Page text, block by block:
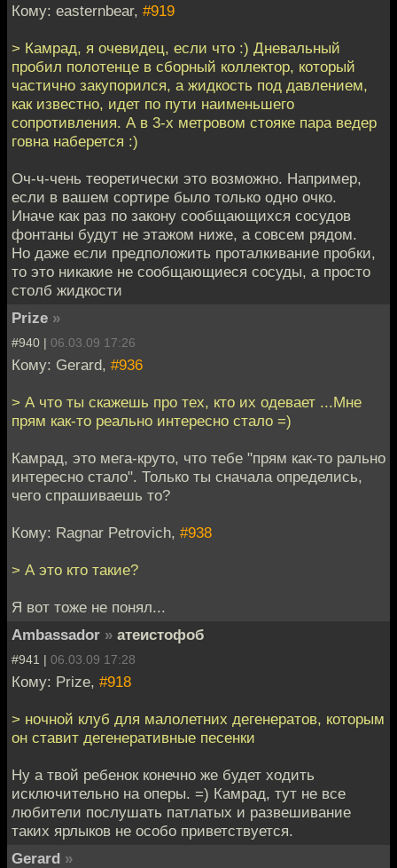
Кому: easternbear, #919
> Камрад, я очевидец, если что :) Дневальный
пробил полотенце в сборный коллектор, который
частично закупорился, а жидкость под давлением,
как известно, идет по пути наименьшего
сопротивления. А в 3-х метровом стояке пара ведер
говна наберется :)
Оч-ч-чень теоретически это возможно. Например,
если в вашем сортире было только одно очко.
Иначе как раз по закону сообщающихся сосудов
фонтаны будут не этажом ниже, а совсем рядом.
Но даже если предположить проталкивание пробки,
то это никакие не сообщающиеся сосуды, а просто
столб жидкости
Prize »
#940 | 06.03.09 17:26
Кому: Gerard, #936
> А что ты скажешь про тех, кто их одевает ...Мне
прям как-то реально интересно стало =)
Камрад, это мега-круто, что тебе "прям как-то рально
интересно стало". Только ты сначала определись,
чего спрашиваешь то?
Кому: Ragnar Petrovich, #938
> А это кто такие?
Я вот тоже не понял...
Ambassador » атеистофоб
#941 | 06.03.09 17:28
Кому: Prize, #918
> ночной клуб для малолетних дегенератов, которым
он ставит дегенеративные песенки
Ну а твой ребенок конечно же будет ходить
исключительно на оперы. =) Камрад, тут не все
любители послушать патлатых и развешивание
таких ярлыков не особо приветствуется.
Gerard »